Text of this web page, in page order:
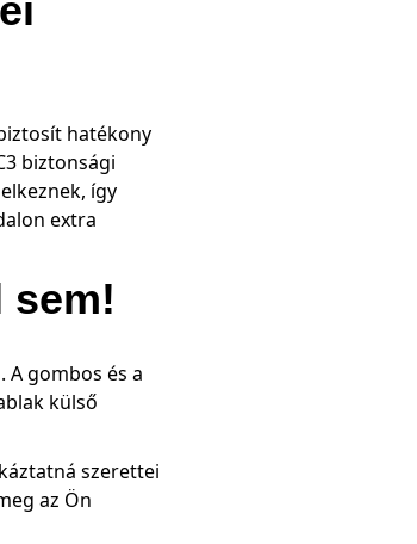
hatékony
biztonsági
így
extra
sem!
A gombos és a
külső
szerettei
az Ön